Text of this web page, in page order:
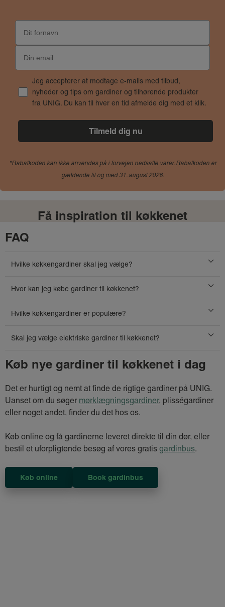
Jeg accepterer at modtage e-mails med tilbud,
nyheder og tips om gardiner og tilhørende produkter
fra UNIG. Du kan til hver en tid afmelde dig med et klik.
*Rabatkoden kan ikke anvendes på i forvejen nedsatte varer. Rabatkoden er
gældende til og med 31. august 2026.
Få inspiration til køkkenet
Køb nye gardiner til køkkenet i dag
Det er hurtigt og nemt at finde de rigtige gardiner på UNIG.
Uanset om du søger mørklægningsgardiner, plisségardiner
eller noget andet, finder du det hos os.
Køb online og få gardinerne leveret direkte til din dør, eller
bestil et uforpligtende besøg af vores gratis gardinbus.
Køb online Book gardinbus
FAQ
Hvilke køkkengardiner skal jeg vælge?
Hvor kan jeg købe gardiner til køkkenet?
Hvilke køkkengardiner er populære?
Skal jeg vælge elektriske gardiner til køkkenet?